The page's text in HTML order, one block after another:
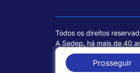
Todos os direitos
A Sedep, há mais de 40
voltados para a área
Prosseguir